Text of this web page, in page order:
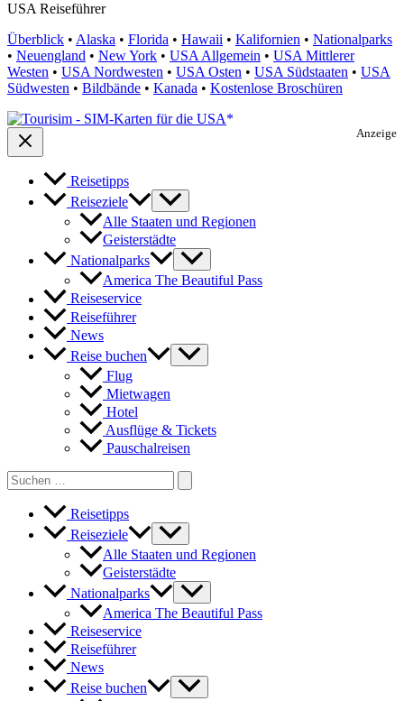
USA Reiseführer
Überblick • Alaska • Florida • Hawaii • Kalifornien • Nationalparks
• Neuengland • New York • USA Allgemein • USA Mittlerer
Westen • USA Nordwesten • USA Osten • USA Südstaaten • USA
Südwesten • Bildbände • Kanada • Kostenlose Broschüren
Anzeige
Reisetipps
Reiseziele
Alle Staaten und Regionen
Geisterstädte
Nationalparks
America The Beautiful Pass
Reiseservice
Reiseführer
News
Reise buchen
Flug
Mietwagen
Hotel
Ausflüge & Tickets
Pauschalreisen
Search
for:
Reisetipps
Reiseziele
Alle Staaten und Regionen
Geisterstädte
Nationalparks
America The Beautiful Pass
Reiseservice
Reiseführer
News
Reise buchen